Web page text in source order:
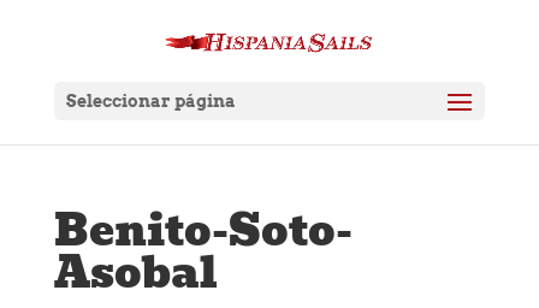
Seleccionar página
Benito-Soto-
Asobal